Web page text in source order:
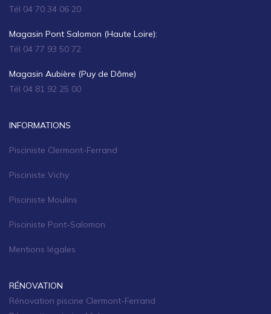
Tél 04 70 34 06 20
Magasin Pont Salomon (Haute Loire):
Tél 04 77 93 50 72
Magasin Aubière (Puy de Dôme)
Tél 04 81 92 25 00
INFORMATIONS
Pisciniste Clermont-Ferrand
Pisciniste Vichy
Pisciniste Moulins
Pisciniste Pont-Salomon
Mentions légales
RÉNOVATION
Rénovation piscine Clermont-Ferrand